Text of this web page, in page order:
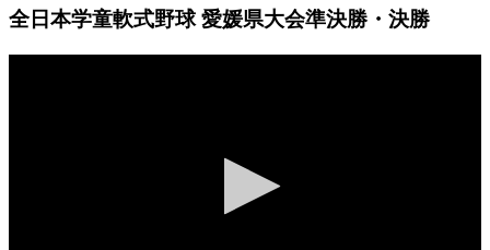
全日本学童軟式野球 愛媛県大会準決勝・決勝